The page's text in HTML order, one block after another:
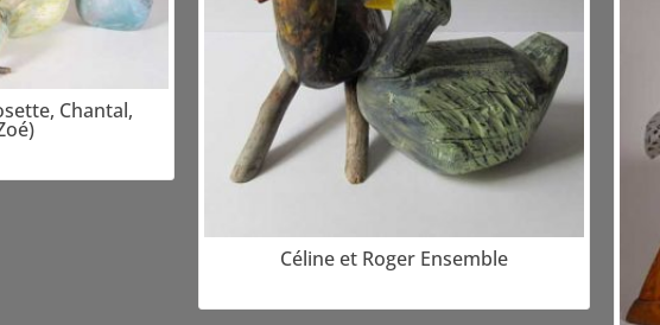
Chantal,
Céline et Roger Ensemble